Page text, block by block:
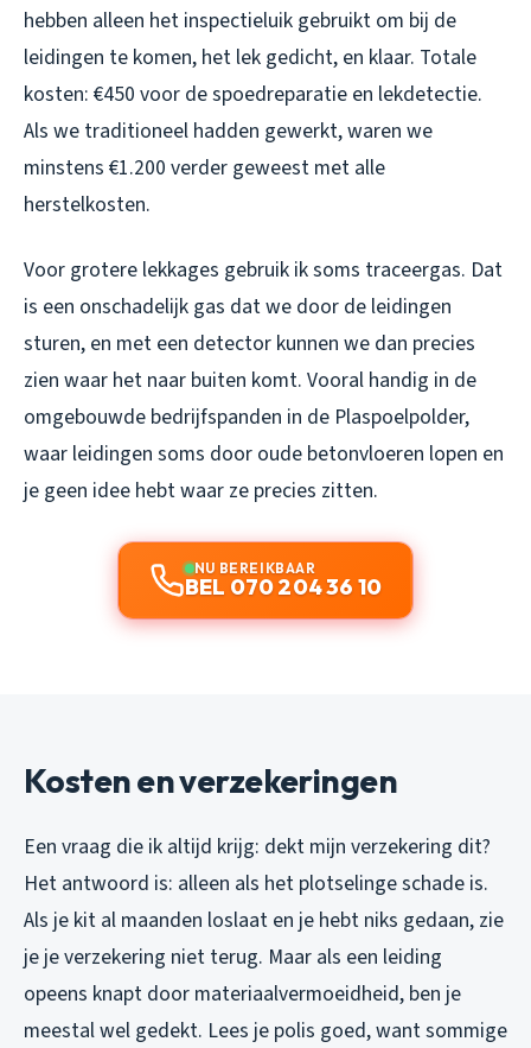
hebben alleen het inspectieluik gebruikt om bij de
leidingen te komen, het lek gedicht, en klaar. Totale
kosten: €450 voor de spoedreparatie en lekdetectie.
Als we traditioneel hadden gewerkt, waren we
minstens €1.200 verder geweest met alle
herstelkosten.
Voor grotere lekkages gebruik ik soms traceergas. Dat
is een onschadelijk gas dat we door de leidingen
sturen, en met een detector kunnen we dan precies
zien waar het naar buiten komt. Vooral handig in de
omgebouwde bedrijfspanden in de Plaspoelpolder,
waar leidingen soms door oude betonvloeren lopen en
je geen idee hebt waar ze precies zitten.
NU BEREIKBAAR
BEL 070 204 36 10
Kosten en verzekeringen
Een vraag die ik altijd krijg: dekt mijn verzekering dit?
Het antwoord is: alleen als het plotselinge schade is.
Als je kit al maanden loslaat en je hebt niks gedaan, zie
je je verzekering niet terug. Maar als een leiding
opeens knapt door materiaalvermoeidheid, ben je
meestal wel gedekt. Lees je polis goed, want sommige